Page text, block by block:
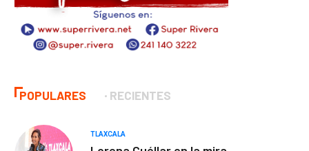
POPULARES RECIENTES
TLAXCALA